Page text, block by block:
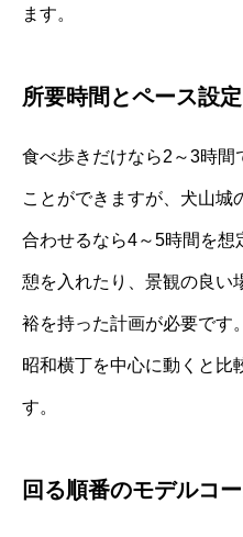
ます。
所要時間とペース設定
食べ歩きだけなら2～3時間
ことができますが、犬山城
合わせるなら4～5時間を
憩を入れたり、景観の良い
裕を持った計画が必要です
昭和横丁を中心に動くと比
す。
回る順番のモデルコ